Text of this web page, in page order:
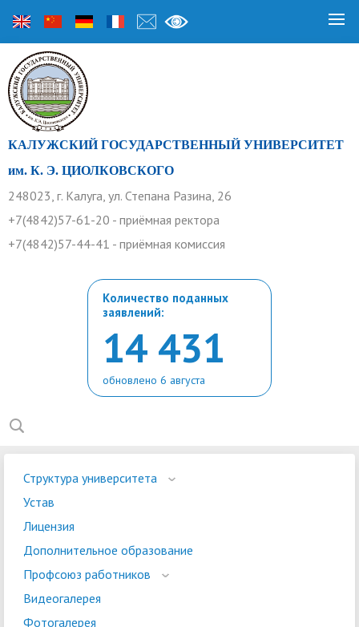
КАЛУЖСКИЙ ГОСУДАРСТВЕННЫЙ УНИВЕРСИТЕТ
им. К. Э. ЦИОЛКОВСКОГО
248023, г. Калуга, ул. Степана Разина, 26
+7(4842)57-61-20 - приёмная ректора
+7(4842)57-44-41 - приёмная комиссия
Количество поданных
заявлений:
14 431
обновлено 6 августа
Структура университета
Устав
Лицензия
Дополнительное образование
Профсоюз работников
Видеогалерея
Фотогалерея